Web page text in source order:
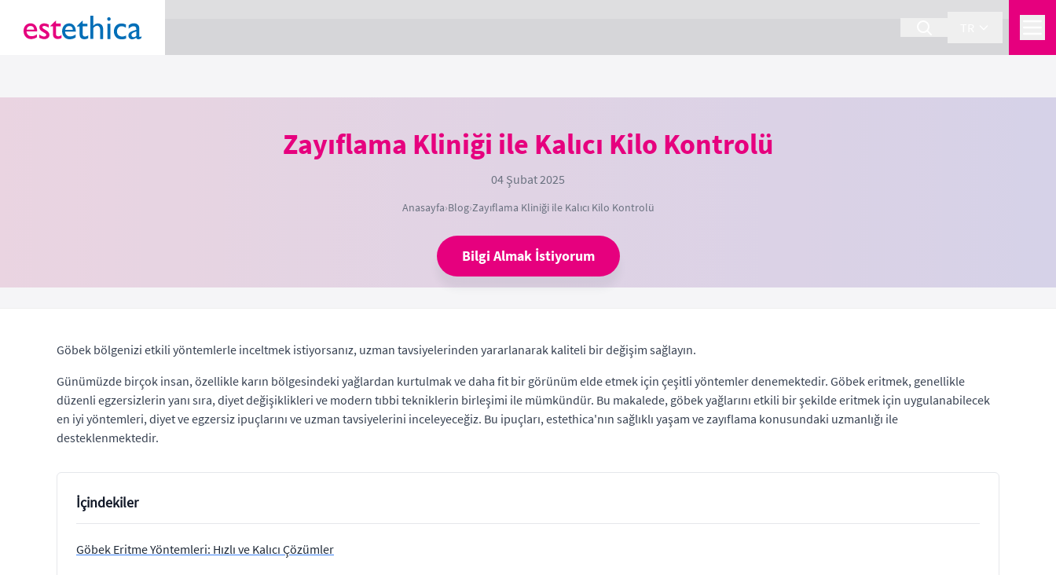
Zayıflama Kliniği ile Kalıcı Kilo Kontrolü
04 Şubat 2025
Anasayfa›Blog›Zayıflama Kliniği ile Kalıcı Kilo Kontrolü
Bilgi Almak İstiyorum
Göbek bölgenizi etkili yöntemlerle inceltmek istiyorsanız, uzman tavsiyelerinden yararlanarak kaliteli bir değişim sağlayın.
Günümüzde birçok insan, özellikle karın bölgesindeki yağlardan kurtulmak ve daha fit bir görünüm elde etmek için çeşitli yöntemler denemektedir. Göbek eritmek, genellikle
düzenli egzersizlerin yanı sıra, diyet değişiklikleri ve modern tıbbi tekniklerin birleşimi ile mümkündür. Bu makalede, göbek yağlarını etkili bir şekilde eritmek için uygulanabilecek
en iyi yöntemleri, diyet ve egzersiz ipuçlarını ve uzman tavsiyelerini inceleyeceğiz. Bu ipuçları, estethica'nın sağlıklı yaşam ve zayıflama konusundaki uzmanlığı ile
desteklenmektedir.
İçindekiler
Göbek Eritme Yöntemleri: Hızlı ve Kalıcı Çözümler